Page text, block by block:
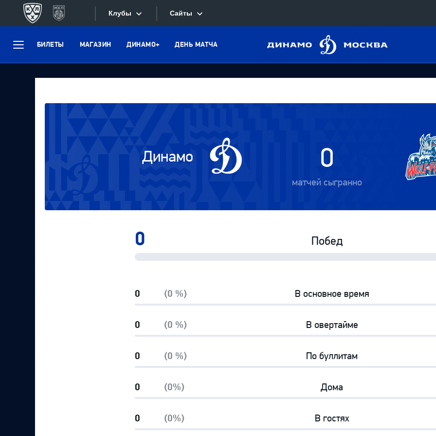
Клубы
Конференция «Запад»
ЦСКА
Конференция «Восток»
Дивизион Чернышева
Салават Юлаев
Сайты
Интернет-магазин
БИЛЕТЫ МАГАЗИН ДИНАМО+ ДЕНЬ МАТЧА
Динамо
Динамо 0
матчей сыгранно
0 Побед
0%
0%
0 (0 %) В основное время
0%
0%
0
(0 %) В овертайме
0%
0%
0
(0 %) По буллитам
0%
0%
0
(0%) Дома
0%
0%
0
(0%) В гостях
0%
0%